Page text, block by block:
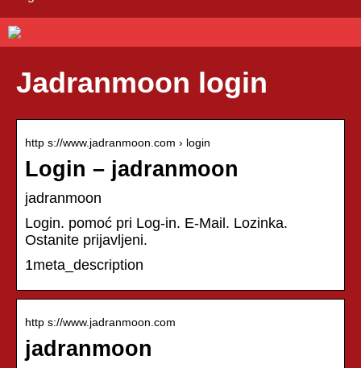
Jadranmoon login
http s://www.jadranmoon.com › login
Login – jadranmoon
jadranmoon
Login. pomoć pri Log-in. E-Mail. Lozinka.
Ostanite prijavljeni.
1meta_description
http s://www.jadranmoon.com
jadranmoon